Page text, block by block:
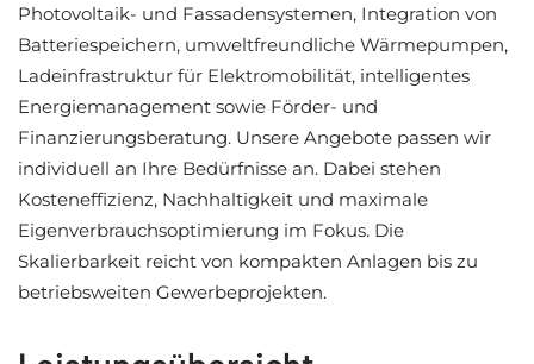
Photovoltaik- und Fassadensystemen, Integration von
Batteriespeichern, umweltfreundliche Wärmepumpen,
Ladeinfrastruktur für Elektromobilität, intelligentes
Energiemanagement sowie Förder- und
Finanzierungsberatung. Unsere Angebote passen wir
individuell an Ihre Bedürfnisse an. Dabei stehen
Kosteneffizienz, Nachhaltigkeit und maximale
Eigenverbrauchsoptimierung im Fokus. Die
Skalierbarkeit reicht von kompakten Anlagen bis zu
betriebsweiten Gewerbeprojekten.